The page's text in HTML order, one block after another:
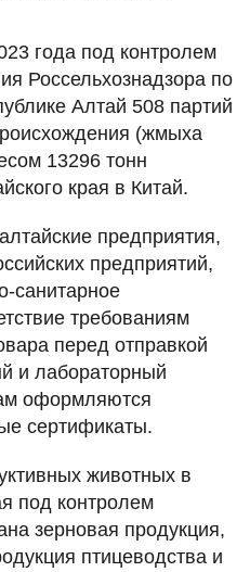
года под контролем
Россельхознадзора по
Алтай 508 партий
(жмыха
13296 тонн
края в Китай.
предприятия,
предприятий,
санитарное
требованиям
перед отправкой
и лабораторный
оформляются
сертификаты.
животных в
под контролем
зерновая продукция,
птицеводства и